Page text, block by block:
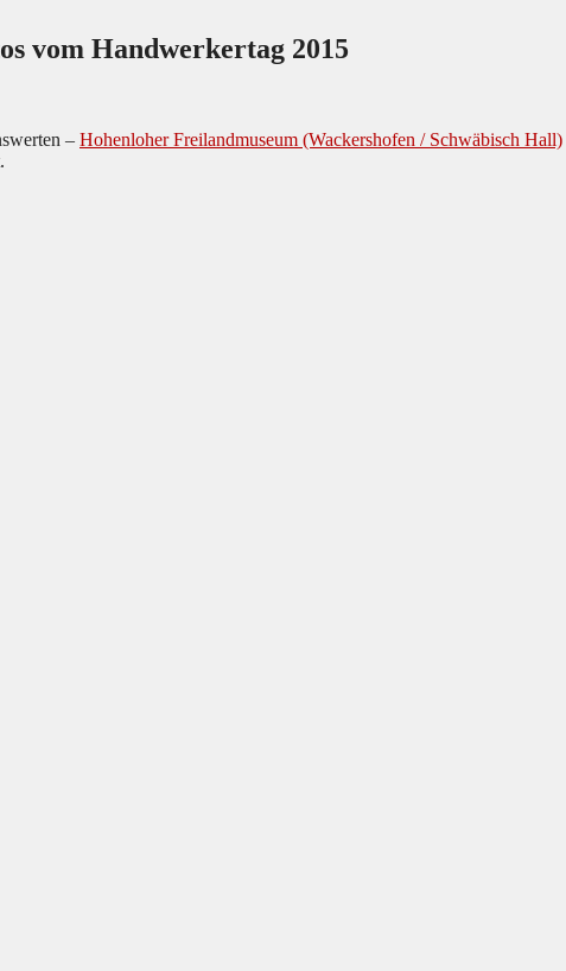
vom Handwerkertag 2015
– Hohenloher Freilandmuseum (Wackershofen / Schwäbisch Hall)